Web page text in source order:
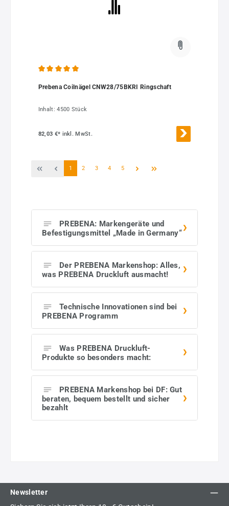
Prebena Coilnägel CNW28/75BKRI Ringschaft
Inhalt:4500 Stück
82,03 €* inkl. MwSt.
Seite
1 Seite
2 Seite
3 Seite
4 Seite
5
PREBENA: Markengeräte und
Befestigungsmittel „Made in Germany“
Der PREBENA Markenshop: Alles,
was PREBENA Druckluft ausmacht!
Technische Innovationen sind bei
PREBENA Programm
Was PREBENA Druckluft-
Produkte so besonders macht:
PREBENA Markenshop bei DF: Gut
beraten, bequem bestellt und sicher
bezahlt
Newsletter